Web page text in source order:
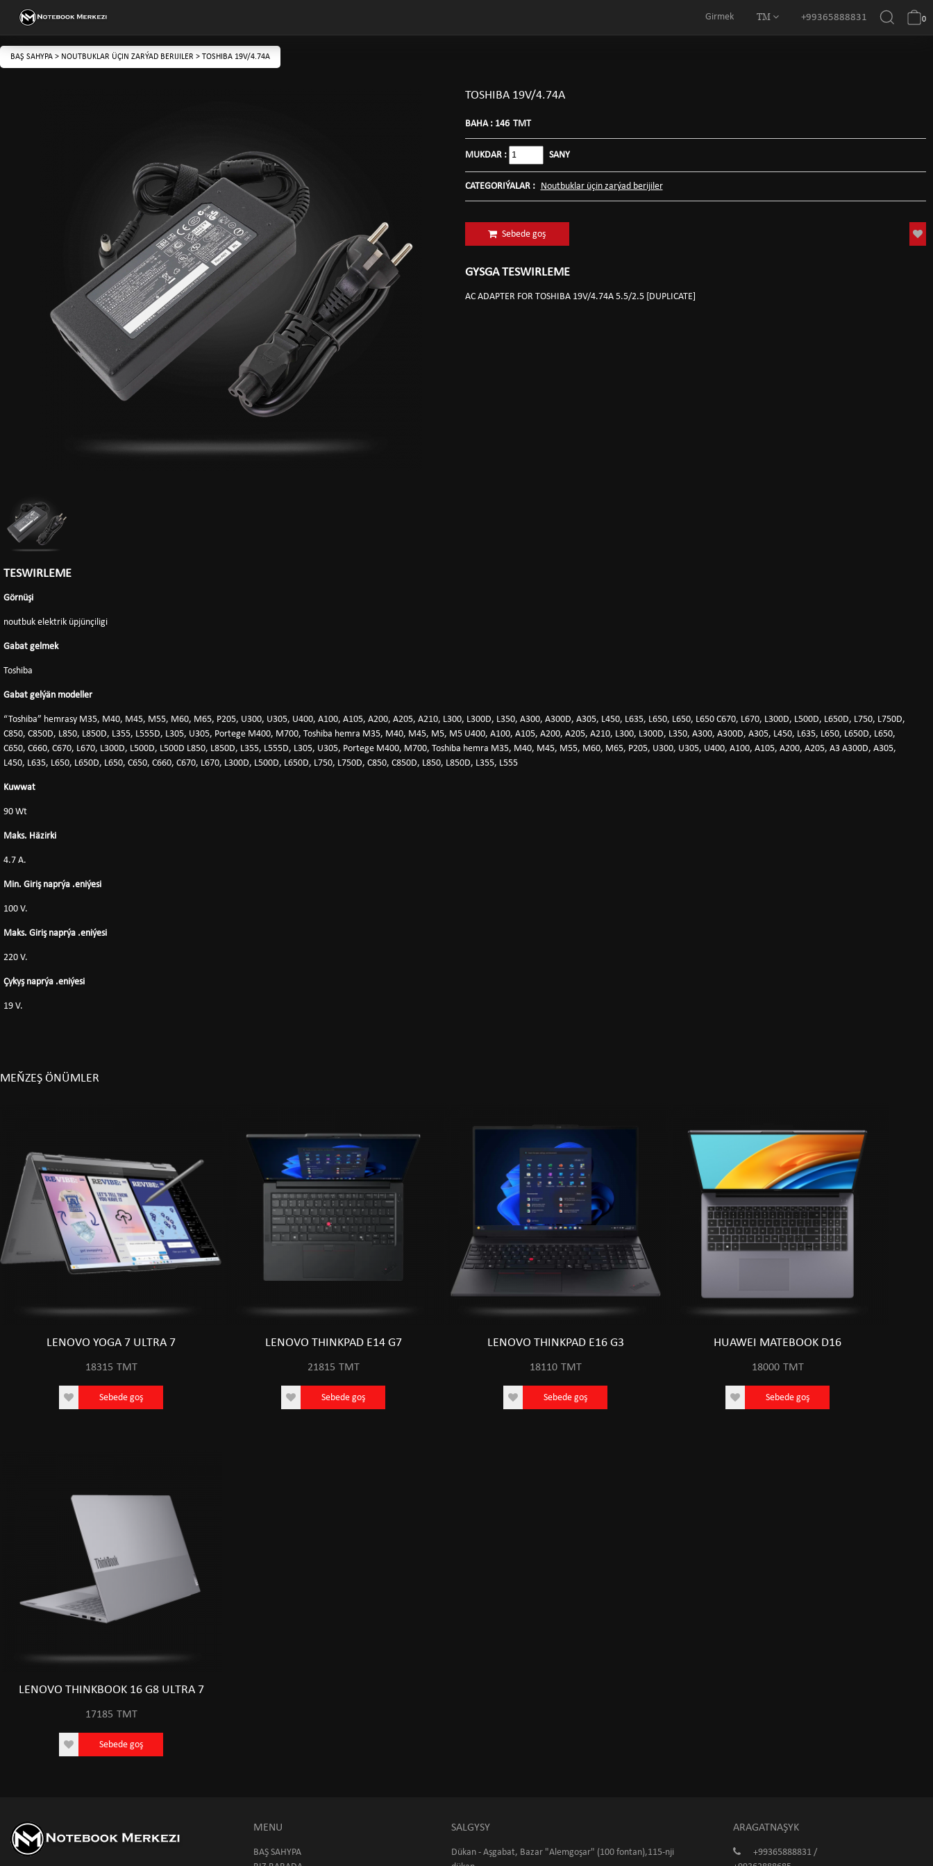
Girmek TM +99365888831 0
BAŞ SAHYPA > NOUTBUKLAR ÜÇIN ZARÝAD BERIJILER > TOSHIBA 19V/4.74A
TOSHIBA 19V/4.74A
BAHA : 146 TMT
MUKDAR : SANY
CATEGORIÝALAR : Noutbuklar üçin zarýad berijiler
Sebede goş
GYSGA TESWIRLEME
AC ADAPTER FOR TOSHIBA 19V/4.74A 5.5/2.5 [DUPLICATE]
TESWIRLEME
Görnüşi
noutbuk elektrik üpjünçiligi
Gabat gelmek
Toshiba
Gabat gelýän modeller
“Toshiba” hemrasy M35, M40, M45, M55, M60, M65, P205, U300, U305, U400, A100, A105, A200, A205, A210, L300, L300D, L350, A300, A300D, A305, L450, L635, L650, L650, L650 C670, L670, L300D, L500D, L650D, L750, L750D,
C850, C850D, L850, L850D, L355, L555D, L305, U305, Portege M400, M700, Toshiba hemra M35, M40, M45, M5, M5 U400, A100, A105, A200, A205, A210, L300, L300D, L350, A300, A300D, A305, L450, L635, L650, L650D, L650,
C650, C660, C670, L670, L300D, L500D, L500D L850, L850D, L355, L555D, L305, U305, Portege M400, M700, Toshiba hemra M35, M40, M45, M55, M60, M65, P205, U300, U305, U400, A100, A105, A200, A205, A3 A300D, A305,
L450, L635, L650, L650D, L650, C650, C660, C670, L670, L300D, L500D, L650D, L750, L750D, C850, C850D, L850, L850D, L355, L555
Kuwwat
90 Wt
Maks. Häzirki
4.7 A.
Min. Giriş naprýa .eniýesi
100 V.
Maks. Giriş naprýa .eniýesi
220 V.
Çykyş naprýa .eniýesi
19 V.
MEŇZEŞ ÖNÜMLER
LENOVO YOGA 7 ULTRA 7
18315 TMT
Sebede goş
LENOVO THINKPAD E14 G7
21815 TMT
Sebede goş
LENOVO THINKPAD E16 G3
18110 TMT
Sebede goş
HUAWEI MATEBOOK D16
18000 TMT
Sebede goş
LENOVO THINKBOOK 16 G8 ULTRA 7
17185 TMT
Sebede goş
MENU
BAŞ SAHYPA
SALGYSY
Dükan - Aşgabat, Bazar "Alemgoşar" (100 fontan),115-nji
ARAGATNAŞYK
+99365888831 /